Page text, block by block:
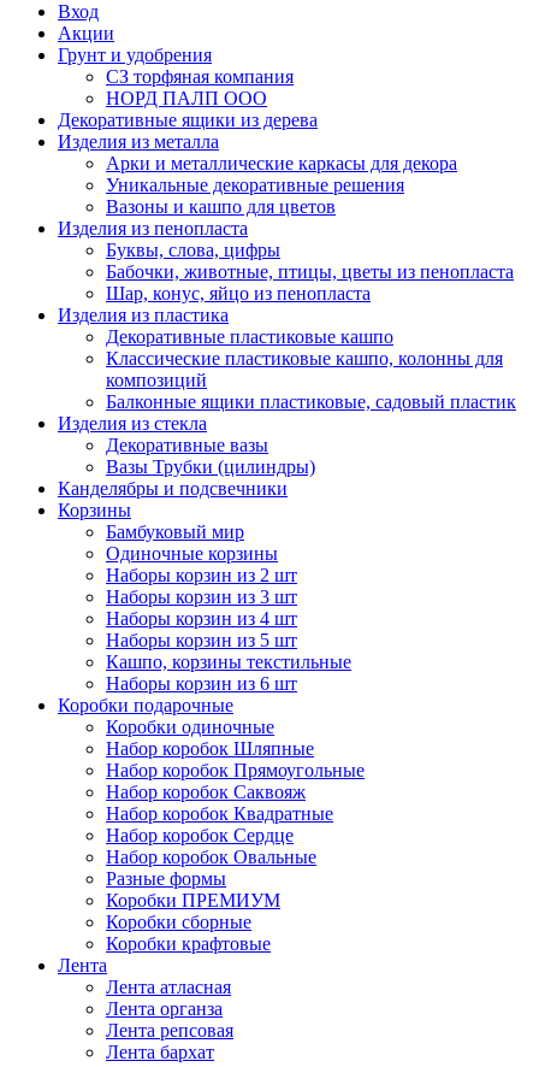
Вход
Акции
Грунт и удобрения
СЗ торфяная компания
НОРД ПАЛП ООО
Декоративные ящики из дерева
Изделия из металла
Арки и металлические каркасы для декора
Уникальные декоративные решения
Вазоны и кашпо для цветов
Изделия из пенопласта
Буквы, слова, цифры
Бабочки, животные, птицы, цветы из пенопласта
Шар, конус, яйцо из пенопласта
Изделия из пластика
Декоративные пластиковые кашпо
Классические пластиковые кашпо, колонны для
композиций
Балконные ящики пластиковые, садовый пластик
Изделия из стекла
Декоративные вазы
Вазы Трубки (цилиндры)
Канделябры и подсвечники
Корзины
Бамбуковый мир
Одиночные корзины
Наборы корзин из 2 шт
Наборы корзин из 3 шт
Наборы корзин из 4 шт
Наборы корзин из 5 шт
Кашпо, корзины текстильные
Наборы корзин из 6 шт
Коробки подарочные
Коробки одиночные
Набор коробок Шляпные
Набор коробок Прямоугольные
Набор коробок Саквояж
Набор коробок Квадратные
Набор коробок Сердце
Набор коробок Овальные
Разные формы
Коробки ПРЕМИУМ
Коробки сборные
Коробки крафтовые
Лента
Лента атласная
Лента органза
Лента репсовая
Лента бархат